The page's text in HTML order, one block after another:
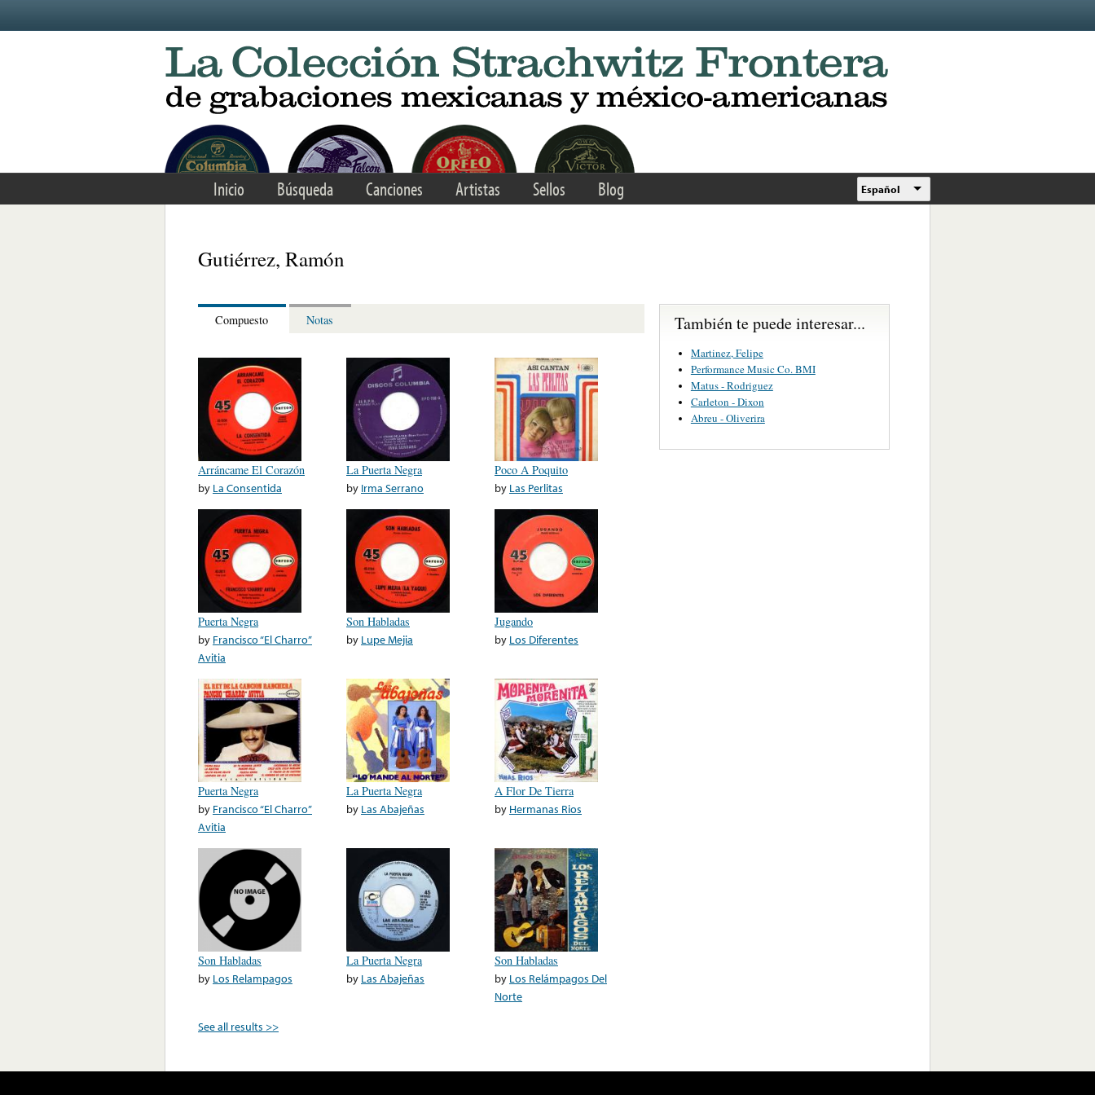
Inicio Búsqueda Canciones Artistas Sellos Blog Español
Gutiérrez, Ramón
Compuesto Notas
Arráncame El Corazón
by La Consentida
La Puerta Negra
by Irma Serrano
Poco A Poquito
by Las Perlitas
Puerta Negra
by Francisco “El Charro”
Avitia
Son Habladas
by Lupe Mejia
Jugando
by Los Diferentes
Puerta Negra
by Francisco “El Charro”
Avitia
La Puerta Negra
by Las Abajeñas
A Flor De Tierra
by Hermanas Rios
Son Habladas
by Los Relampagos
La Puerta Negra
by Las Abajeñas
Son Habladas
by Los Relámpagos Del
Norte
See all results >>
También te puede interesar...
Martinez, Felipe
Performance Music Co. BMI
Matus - Rodriguez
Carleton - Dixon
Abreu - Oliverira